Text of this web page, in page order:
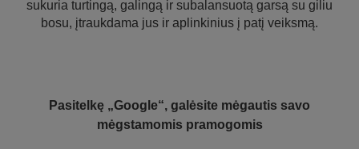
sukuria turtingą, galingą ir subalansuotą garsą su giliu
bosu, įtraukdama jus ir aplinkinius į patį veiksmą.
Pasitelkę „Google“, galėsite mėgautis savo
mėgstamomis pramogomis